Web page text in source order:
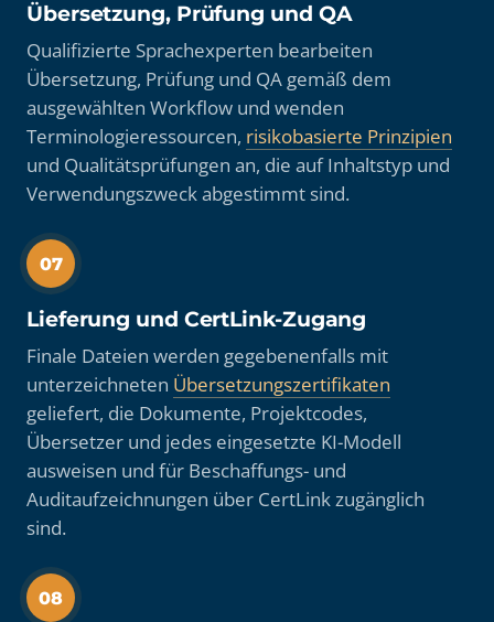
Übersetzung, Prüfung und QA
Qualifizierte Sprachexperten bearbeiten
Übersetzung, Prüfung und QA gemäß dem
ausgewählten Workflow und wenden
Terminologieressourcen, risikobasierte Prinzipien
und Qualitätsprüfungen an, die auf Inhaltstyp und
Verwendungszweck abgestimmt sind.
07
Lieferung und CertLink-Zugang
Finale Dateien werden gegebenenfalls mit
unterzeichneten Übersetzungszertifikaten
geliefert, die Dokumente, Projektcodes,
Übersetzer und jedes eingesetzte KI-Modell
ausweisen und für Beschaffungs- und
Auditaufzeichnungen über CertLink zugänglich
sind.
08